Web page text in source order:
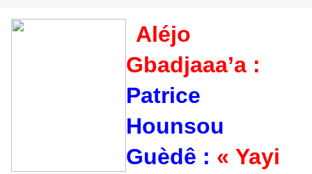
Aléjo
Gbadjaaa’a :
Patrice
Hounsou
Guèdê : « Yayi